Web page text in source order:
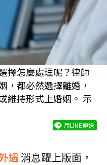
擇怎麼處理呢？律師
，都必然選擇離婚，
維持形式上婚姻。 示
用LINE傳送
遇消息躍上版面，